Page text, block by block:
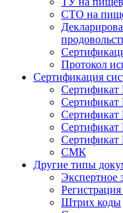
СТО на
Протокол
Сертификация
СМК
Другие типы
Экспертное
Штрих коды